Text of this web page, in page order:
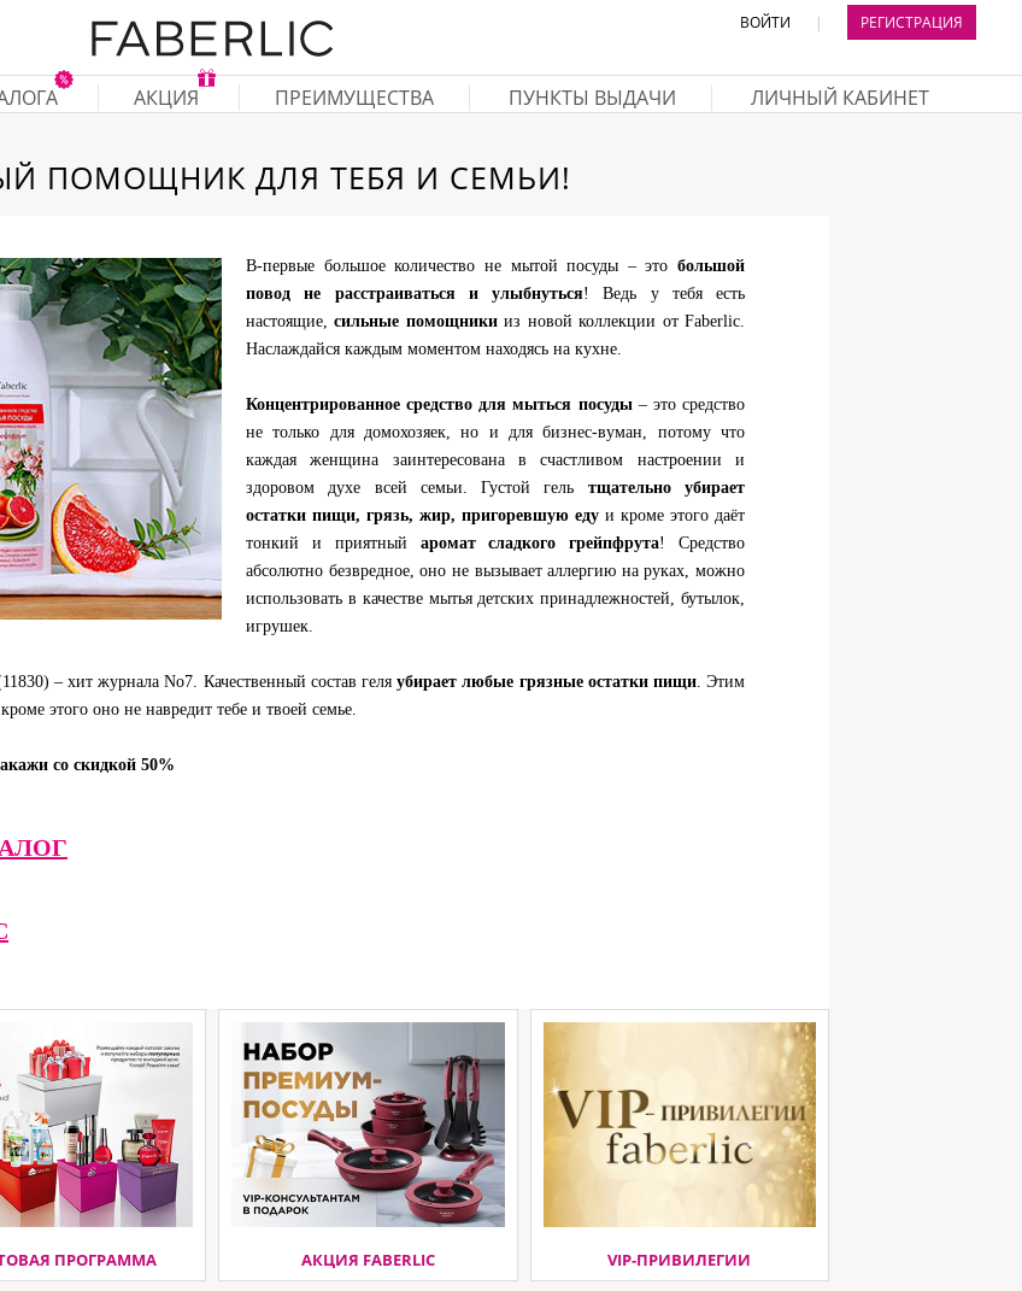
ВОЙТИ | РЕГИСТРАЦИЯ
АКЦИЯ ПРЕИМУЩЕСТВА ПУНКТЫ ВЫДАЧИ ЛИЧНЫЙ КАБИНЕТ
ПОМОЩНИК ДЛЯ ТЕБЯ И СЕМЬИ!
В-первые большое количество не мытой посуды – это большой
повод не расстраиваться и улыбнуться! Ведь у тебя есть
настоящие,сильные помощникииз новой коллекции от Faberlic.
Наслаждайся каждым моментом находясь на кухне.
Концентрированное средство для мыться посуды– это средство
не только для домохозяек, но и для бизнес-вуман, потому что
каждая женщина заинтересована в счастливом настроении и
здоровом духе всей семьи. Густой гель тщательно убирает
остатки пищи, грязь, жир, пригоревшую еду и кроме этого даёт
тонкий и приятный аромат сладкого грейпфрута! Средство
абсолютно безвредное, оно не вызывает аллергию на руках, можно
использовать в качестве мытья детских принадлежностей, бутылок,
игрушек.
– хит журнала No7. Качественный состав геляубирает любые грязные остатки пищи. Этим
этого оно не навредит тебе и твоей семье.
со скидкой 50%
ПРОГРАММА АКЦИЯ FABERLIC VIP-ПРИВИЛЕГИИ